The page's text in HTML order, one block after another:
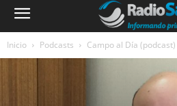
Inicio Podcasts Campo al Día (podcast)